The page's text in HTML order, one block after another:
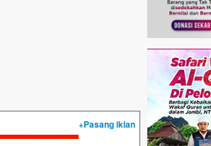
+Pasang iklan